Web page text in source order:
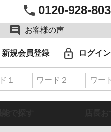
0120-928-803
お客様の声
新規会員登録 ログイン